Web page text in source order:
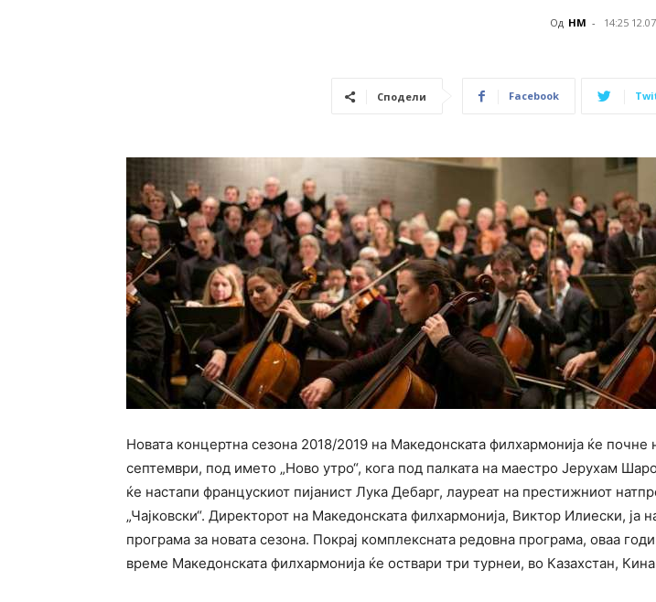
Од НМ - 14:25
Сподели Facebook
Новата концертна сезона 2018/2019 на Македонската филхармонија ќе почне
септември, под името „Ново утро“, кога под палката на маестро Јерухам
ќе настапи францускиот пијанист Лука Дебарг, лауреат на престижниот
„Чајковски“. Директорот на Македонската филхармонија, Виктор Илиески, ја
програма за новата сезона. Покрај комплексната редовна програма, оваа
време Македонската филхармонија ќе оствари три турнеи, во Казахстан,